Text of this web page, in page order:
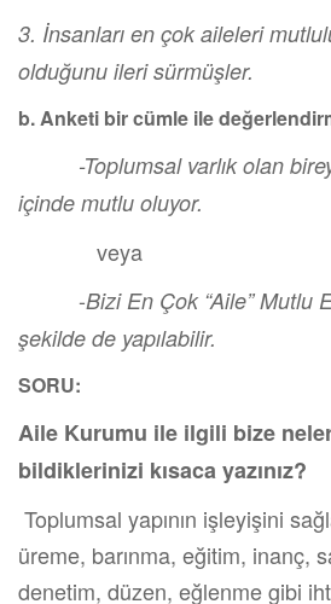
3. İnsanları en çok aileleri
olduğunu ileri sürmüşler.
b. Anketi bir cümle ile
-Toplumsal varlık olan
içinde mutlu oluyor.
veya
-Bizi En Çok “Aile” Mutlu
şekilde de yapılabilir.
SORU:
Aile Kurumu ile ilgili bize
bildiklerinizi kısaca yazınız?
Toplumsal yapının işleyişini
üreme, barınma, eğitim, inanç,
denetim, düzen, eğlenme gibi